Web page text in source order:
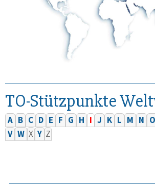
TO-Stützpunkte
A B C D E F G H I J K L M N O
V W X Y Z